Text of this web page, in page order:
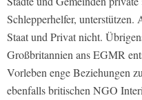
Schlepperhelfer,
Staat und Privat nicht.
Großbritannien ans EGMR
Vorleben enge Beziehungen
ebenfalls britischen NGO